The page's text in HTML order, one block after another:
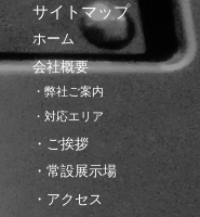
サイトマップ
ホーム
会社概要
・弊社ご案内
・対応エリア
・ご挨拶
・常設展示場
・アクセス